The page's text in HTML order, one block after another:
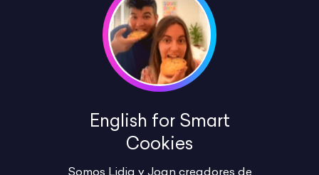
English for Smart
Cookies
Somos Lidia y Joan creadores de